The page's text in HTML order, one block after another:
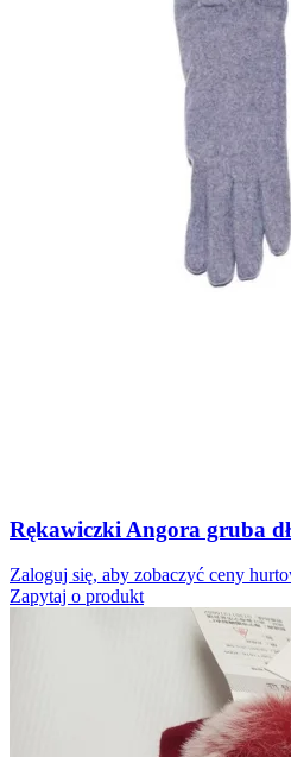
Rękawiczki Angora gruba
Zaloguj się, aby zobaczyć ceny
Zapytaj o produkt